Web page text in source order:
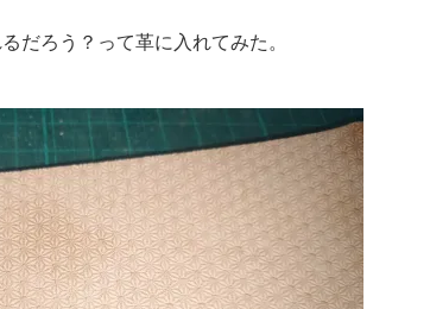
だろう？って革に入れてみた。